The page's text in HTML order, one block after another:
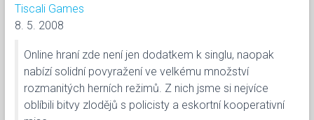
Tiscali Games
8. 5. 2008
Online hraní zde není jen dodatkem k singlu, naopak
nabízí solidní povyražení ve velkému množství
rozmanitých herních režimů. Z nich jsme si nejvíce
oblíbili bitvy zlodějů s policisty a eskortní kooperativní